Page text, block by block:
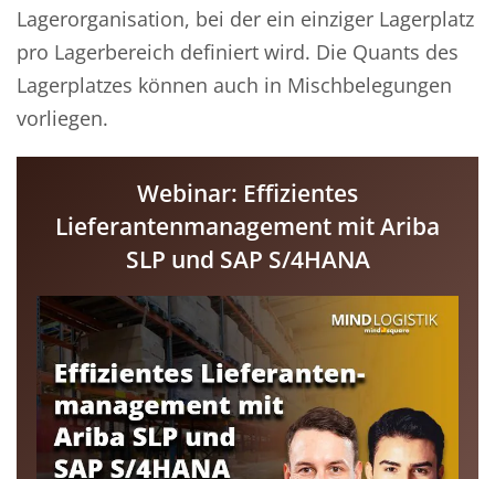
Lagerorganisation, bei der ein einziger Lagerplatz
pro Lagerbereich definiert wird. Die Quants des
Lagerplatzes können auch in Mischbelegungen
vorliegen.
Webinar: Effizientes
Lieferantenmanagement mit Ariba
SLP und SAP S/4HANA